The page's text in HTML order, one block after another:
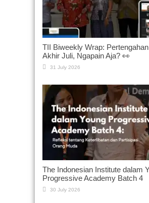
TII Biweekly Wrap:
Akhir Juli, Ngapain Aja? 👀
31 July 2026
The Indonesian Institute dalam
Progressive Academy Batch 4
30 July 2026